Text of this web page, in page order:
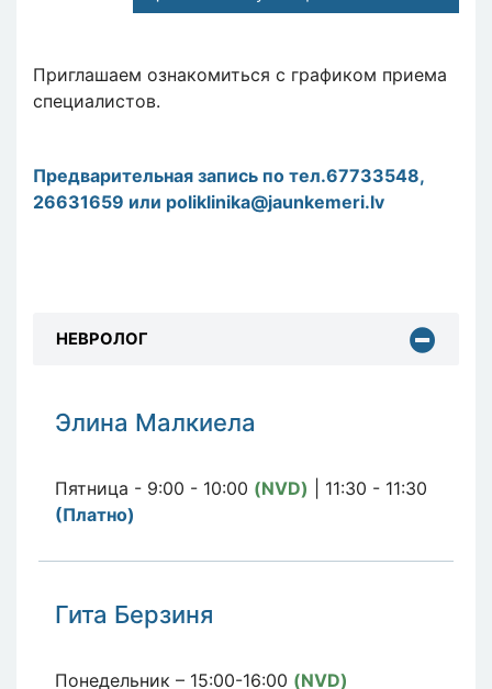
Приглашаем ознакомиться с графиком приема
специалистов.
Предварительная запись по тел.67733548,
26631659 или poliklinika@jaunkemeri.lv
НЕВРОЛОГ
Элина Малкиела
Пятница - 9:00 - 10:00 (NVD) | 11:30 - 11:30
(Платно)
Гита Берзиня
Понедельник – 15:00-16:00 (NVD)